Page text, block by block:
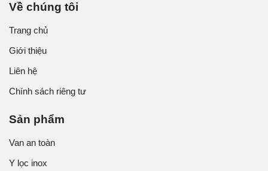
Về chúng tôi
Trang chủ
Giới thiệu
Liên hệ
Chính sách riêng tư
Sản phẩm
Van an toàn
Y lọc inox